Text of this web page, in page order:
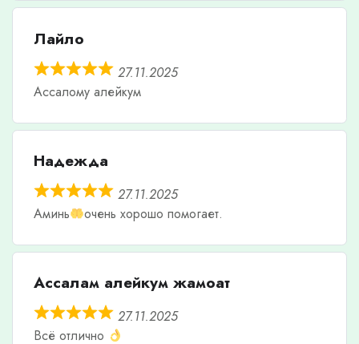
Лайло
27.11.2025
Ассалому алейкум
Надежда
27.11.2025
Аминь
очень хорошо помогает.
Ассалам алейкум жамоат
27.11.2025
Всё отлично